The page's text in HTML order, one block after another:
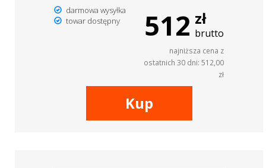
darmowa wysyłka
towar dostępny
512 zł
brutto
najniższa cena z
ostatnich 30 dni: 512,00
zł
Kup